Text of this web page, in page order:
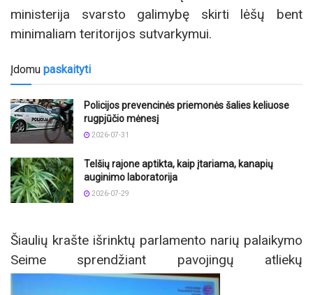
ministerija svarsto galimybę skirti lėšų bent
minimaliam teritorijos sutvarkymui.
Įdomu paskaityti
Policijos prevencinės priemonės šalies keliuose
rugpjūčio mėnesį
2026-07-31
Telšių rajone aptikta, kaip įtariama, kanapių
auginimo laboratorija
2026-07-29
Šiaulių krašte išrinktų parlamento narių palaikymo
Seime sprendžiant pavojingų atliekų